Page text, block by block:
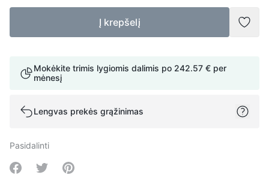
Į krepšelį
Mokėkite trimis lygiomis dalimis po 242.57 € per
mėnesį
Lengvas prekės grąžinimas
Pasidalinti
Share on Facebook
Share on Twitter
Share on Pinterest